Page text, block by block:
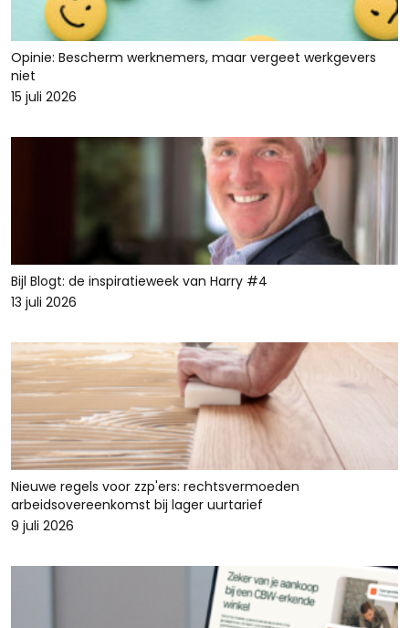
Opinie: Bescherm werknemers, maar vergeet werkgevers
niet
15 juli 2026
Bijl Blogt: de inspiratieweek van Harry #4
13 juli 2026
Nieuwe regels voor zzp'ers: rechtsvermoeden
arbeidsovereenkomst bij lager uurtarief
9 juli 2026